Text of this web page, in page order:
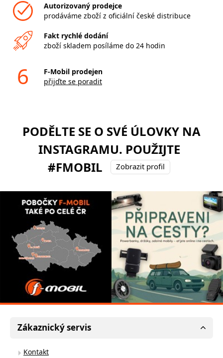
Autorizovaný prodejce
prodáváme zboží z oficiální české distribuce
Fakt rychlé dodání
zboží skladem posíláme do 24 hodin
6
F-Mobil prodejen
přijďte se poradit
PODĚLTE SE O SVÉ ÚLOVKY NA
INSTAGRAMU. POUŽIJTE
#FMOBIL
Zobrazit profil
Zákaznický servis
Kontakt